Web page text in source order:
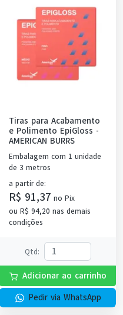
Tiras para Acabamento
e Polimento EpiGloss -
AMERICAN BURRS
Embalagem com 1 unidade
de 3 metros
a partir de:
R$ 91,37 no Pix
ou R$ 94,20 nas demais
condições
Qtd:
Adicionar ao carrinho
Pedir via WhatsApp